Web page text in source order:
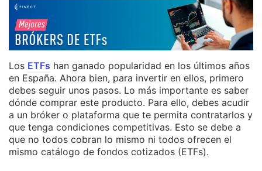
Los ETFs han ganado popularidad en los últimos años
en España. Ahora bien, para invertir en ellos, primero
debes seguir unos pasos. Lo más importante es saber
dónde comprar este producto. Para ello, debes acudir
a un bróker o plataforma que te permita contratarlos y
que tenga condiciones competitivas. Esto se debe a
que no todos cobran lo mismo ni todos ofrecen el
mismo catálogo de fondos cotizados (ETFs).